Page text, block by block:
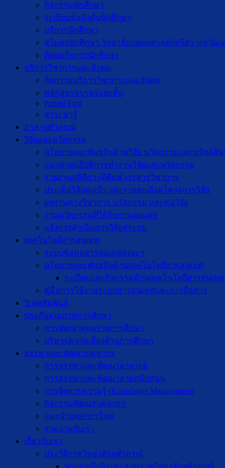
กิจกรรมนักศึกษา
ระเบียบข้อบังคับนักศึกษา
บริการนักศึกษา
สโมสรนักศึกษา วิทยาลัยแพทยศาสตร์ศรีสวางควัฒน
ติดต่อกิจการนักศึกษา
บริการวิชาการและสังคม
กิจกรรมบริการวิชาการและสังคม
หลักสูตรอบรมระยะสั้น
Patient First
สาระน่ารู้
อาสาจุฬาภรณ์
วิจัยและนวัตกรรม
นโยบายและพันธกิจด้านวิจัย นวัตกรรมและทรัพย์สิ
แนวทางปฏิบัติการทำงานวิจัยและนวัตกรรม
รายงานสถิติการตีพิมพ์วารสารวิชาการ
ประเด็นวิจัยมุ่งเป้า และรายละเอียดโครงการวิจัย
ผลงานทางวิชาการ นวัตกรรม และทุนวิจัย
งานนวัตกรรมที่ได้รับการเผยแพร่
แจ้งการดำเนินการวิจัยสู่ระบบ
เทคโนโลยีสารสนเทศ
ระบบข้อมูลสารสนเทศคณะฯ
นโยบายและพันธกิจด้านเทคโนโลยีสารสนเทศ
ระเบียบและกิจกรรมด้านเทคโนโลยีสารสนเทศ
คู่มือการใช้งานระบบสารสนเทศและการสื่อสาร
วิเทศสัมพันธ์
ประกันคุณภาพการศึกษา
การพัฒนาคุณภาพการศึกษา
บริหารความเสี่ยงด้านการศึกษา
สรรหาและพัฒนาบุคลากร
การสรรหาและพัฒนาอาจารย์
การสรรหาและพัฒนาสายสนับสนุน
การจัดการความรู้ (Knowledge Management)
กิจกรรมพัฒนาบุคลากร
แนะนำบุคลากรใหม่
ร่วมงานกับเรา
เกี่ยวกับเรา
ประวัติราชวิทยาลัยจุฬาภรณ์
พระกรณียกิจประธานราชวิทยาลัยจุฬาภรณ์